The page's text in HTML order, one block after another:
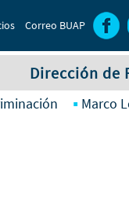
Correo BUAP
Dirección de
Marco